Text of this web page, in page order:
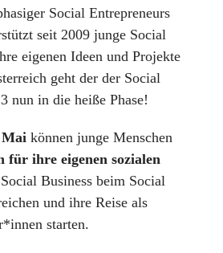
Social Entrepreneurs
seit 2009 junge Social
eigenen Ideen und Projekte
geht der der Social
nun in die heiße Phase!
Mai können junge Menschen
für ihre eigenen sozialen
Business beim Social
und ihre Reise als
starten.